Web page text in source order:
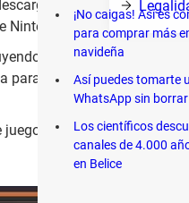
la
organizar y acceder a
de Wii U en
¡No caigas! Así es
para comprar más
navideña
Así puedes tomarte
WhatsApp sin
Los científicos
canales de 4.000
en Belice